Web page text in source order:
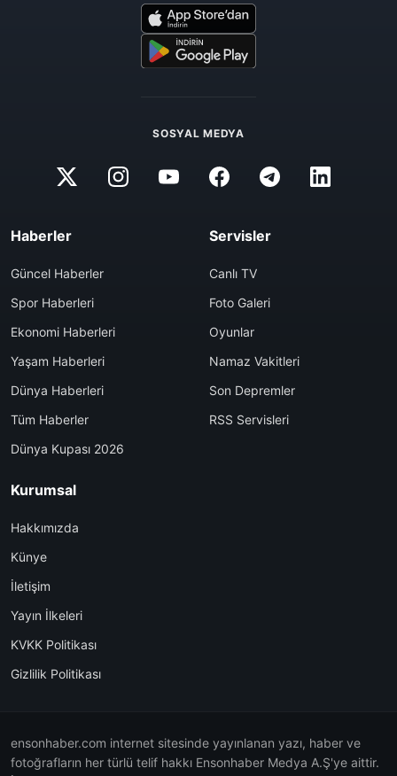
SOSYAL MEDYA
Haberler
Güncel Haberler
Spor Haberleri
Ekonomi Haberleri
Yaşam Haberleri
Dünya Haberleri
Tüm Haberler
Dünya Kupası 2026
Servisler
Canlı TV
Foto Galeri
Oyunlar
Namaz Vakitleri
Son Depremler
RSS Servisleri
Kurumsal
Hakkımızda
Künye
İletişim
Yayın İlkeleri
KVKK Politikası
Gizlilik Politikası
ensonhaber.com internet sitesinde yayınlanan yazı, haber ve
fotoğrafların her türlü telif hakkı Ensonhaber Medya A.Ş'ye aittir.